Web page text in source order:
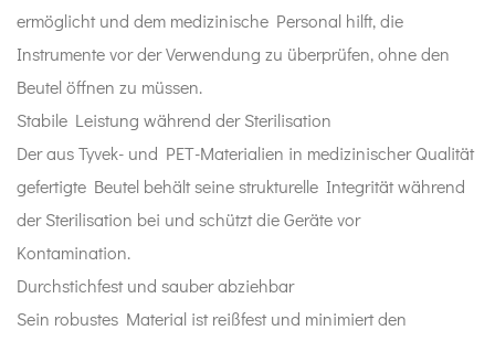
ermöglicht und dem medizinische Personal hilft, die
Instrumente vor der Verwendung zu überprüfen, ohne den
Beutel öffnen zu müssen.
Stabile Leistung während der Sterilisation
Der aus Tyvek- und PET-Materialien in medizinischer Qualität
gefertigte Beutel behält seine strukturelle Integrität während
der Sterilisation bei und schützt die Geräte vor
Kontamination.
Durchstichfest und sauber abziehbar
Sein robustes Material ist reißfest und minimiert den